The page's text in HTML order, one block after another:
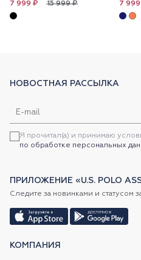
15 999 ₽
7 999 ₽ 7
КОМПАНИЯ
НОВОСТНАЯ РАССЫЛКА
Я прочитал(а) и принимаю
по обработке персональных
ПРИЛОЖЕНИЕ «U.S. POLO
Следите за новинками и статусом